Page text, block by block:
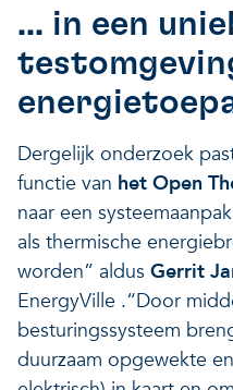
... in een
Dergelijk onderzoek
functie van het Open
naar een
als thermische
worden” aldus Gerrit
EnergyVille .“Door
besturingssysteem
duurzaam opgewekte